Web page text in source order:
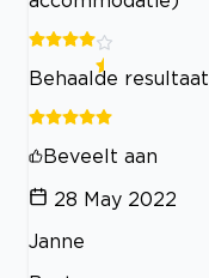
Behaalde resultaat
Beveelt aan
28 May 2022
Janne